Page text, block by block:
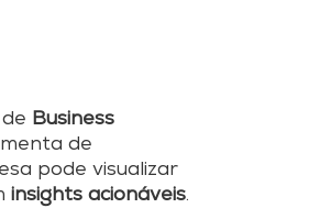
Business
de
pode visualizar
insights acionáveis.